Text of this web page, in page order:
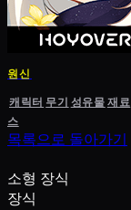
원신
캐릭터 무기 성유물재료
스
목록으로 돌아가기
소형 장식
장식